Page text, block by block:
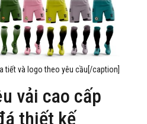
tiết và logo theo yêu cầu[/caption]
vải cao cấp
thiết kế